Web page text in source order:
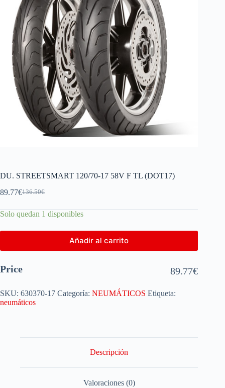
DU. STREETSMART 120/70-17 58V F TL (DOT17)
136.50€
89.77€
Solo quedan 1 disponibles
Añadir al carrito
Price 89.77€
SKU: 630370-17 Categoría: NEUMÁTICOS Etiqueta:
neumáticos
Descripción
Valoraciones (0)